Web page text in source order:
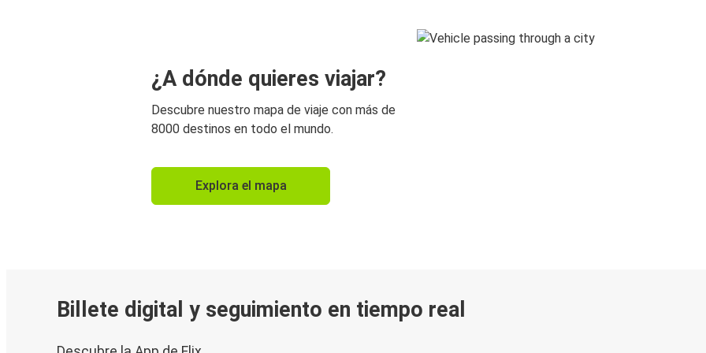
¿A dónde quieres viajar?
Descubre nuestro mapa de viaje con más de
8000 destinos en todo el mundo.
Explora el mapa
Billete digital y seguimiento en tiempo real